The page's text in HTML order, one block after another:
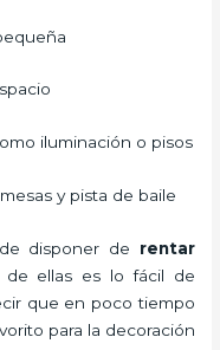
iluminación o pisos
y pista de baile
disponer de rentar
de ellas es lo fácil de
que en poco tiempo
para la decoración